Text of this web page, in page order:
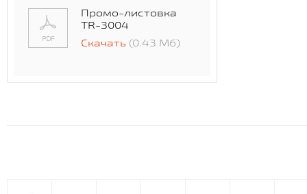
Промо-листовка
TR-3004
Скачать (0.43 Мб)